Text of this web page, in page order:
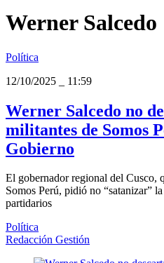
Werner Salcedo
Política
12/10/2025
11:59
Werner Salcedo no
militantes de Somos
Gobierno
El gobernador regional del Cusco,
Somos Perú, pidió no “satanizar”
partidarios
Política
Redacción Gestión